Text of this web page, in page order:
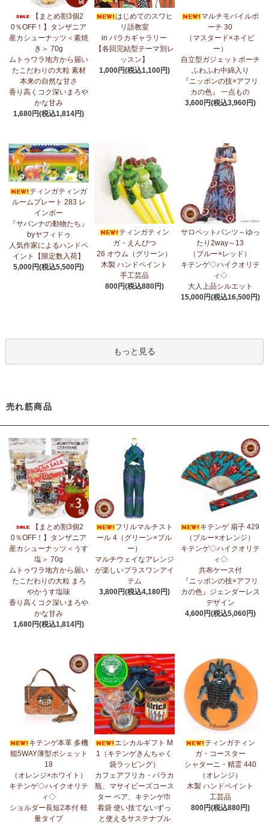
フリルマルチストール新入荷！ ～腰や首に巻いてアレンジ
無限大！
7/10： ティンガティンガ・アート～マサイの作品 新入荷！
7/10：ティンガティンガ・アート～Sサイズの作品 新入荷！作家
名ごとに2つのカテゴリーでご紹介します
→ 作家名 A―L
7/7：カンガ2026新柄 タンザニアより完全限定入荷！
7/3：【まとめ割SALE！】3個で10％OFF！タンザニア産カシュー
ナッツ＜素焼き＞＜うす塩＞～こだわりの大粒 香り高くコク深い
まろやかな甘み～
6/30： マルチモバイルポーチ新入荷！『ニッポンの技×アフリカ
の色』
6/30：ティンガティンガ・アート～Sサイズの作品 新入荷！作家
名ごとに2つのカテゴリーでご紹介します
→ 作家名 A―L
→ 作家名 M―Z
アフリカスクワランオイル～100％天然由来成分、無添加～
ウエルネス アロマ カテゴリーに新入荷！
ハイクオリティ◇で仕立てた新作登場！『ニッポンの技×アフリカ
の色』
5/14： アフリカンピアス
荷！～天然素材 環境配慮したエシカル製品～
5/14：アフリカンネックレス
アフリカンアクセサリーコーナー新
入荷！～天然素材 環境配慮したエシカル製品～
5/4：ノーカラーボレロジャケット新入荷！～キテンゲ◇ハイクオ
リティ◇で仕立てた新作登場！『ニッポンの技×アフリカの色』
5/4：キコイ アフリカの布ページに新入荷！
綿織布
5/1：ティンガティンガ・アート～ズベリの作品コーナー新入荷！
私たちバラカは、ズベリが遺してくださった作品を、これからも
大切に紹介してまいります。
4/23：
【2026新茶入荷】アフリカンプライド～アッサム種タンザ
ニア紅茶～無農薬手摘み茶葉～
4/15：ノースリーブワンピース～前後2way仕様～
新入荷！ゆった
りシルエット
4/15：【新登場】ティアードフレアパンツ新入荷！大人気のティ
アードパンツが、さらに進化してバージョンアップ！
【2026新茶 予約開始】アフリカンプライド～アッサム種タ
ンザニア紅茶～無農薬手摘み茶葉～
4/13：
【2026新豆入荷】タンザニア産カシューナッツ＜素焼き＞
＜うす塩＞～こだわりの大粒 香り高くコク深いまろやかな甘み～
3/27：キテンゲ◇ハイクオリティ◇2026新柄 タンザニアより新入
～アフリカンプリント生地～
【まとめ割3個2
0％OFF！】タンザニア
産カシューナッツ＜素焼
き＞ 70g
ムトゥワラ地方から届い
たこだわりの大粒 素材
本来の自然な甘さ
香り高くコク深いまろや
かな甘み
1,680円(税込1,814円)
はじめてのスワヒ
リ語教室
in バラカギャラリー
【各回完結型テーマ別レ
ッスン】
1,000円(税込1,100円)
マルチモバイルポ
ーチ 30
（マスタード×ネイビ
ー）
自立型ガジェットポーチ
ふわふわ中綿入り
『ニッポンの技×アフリ
カの色』 一点もの
3,600円(税込3,960円)
ティンガティンガ
ルームプレート 283 レ
インボー
『サバンナの動物たち』
byヤフィドゥ
人気作家によるハンドペ
イント【限定数入荷】
5,000円(税込5,500円)
ティンガティン
ガ・えんぴつ
26 オウム（グリーン）
木製 ハンドペイント
手工芸品
800円(税込880円)
サロペットパンツ～ゆっ
たり2way～13
（ブルー×レッド）
キテンゲ◇ハイクオリテ
ィ◇
大人上品シルエット
15,000円(税込16,500円)
もっと見る
売れ筋商品
【まとめ割3個2
0％OFF！】タンザニア
産カシューナッツ＜うす
塩＞ 70g
ムトゥワラ地方から届い
たこだわりの大粒 まろ
やかうす塩味
香り高くコク深いまろや
かな甘み
1,680円(税込1,814円)
フリルマルチスト
ール 4（グリーン×ブル
ー）
マルチウェイなアレンジ
が楽しいプラスワンアイ
テム
3,800円(税込4,180円)
キテンゲ 扇子 429
（ブルー×オレンジ）
キテンゲ◇ハイクオリテ
ィ◇
共布ケース付
『ニッポンの技×アフリ
カの色』ジェンダーレス
デザイン
4,600円(税込5,060円)
キテンゲ本革 多機
能5WAY薄型ポシェット
18
（オレンジ×ホワイト）
キテンゲ◇ハイクオリテ
ィ◇
ショルダー長短2本付 軽
量タイプ
エシカルギフト M
1（キテンゲきんちゃく
袋ラッピング）
カフェアフリカ・バラカ
瓶、マサイビーズコース
ター ペア、キテンゲ巾
着袋 使い捨てないずっ
と使えるサステナブル
ティンガティン
ガ・コースター
シャターニ・精霊 440
（オレンジ）
木製 ハンドペイント
工芸品
800円(税込880円)